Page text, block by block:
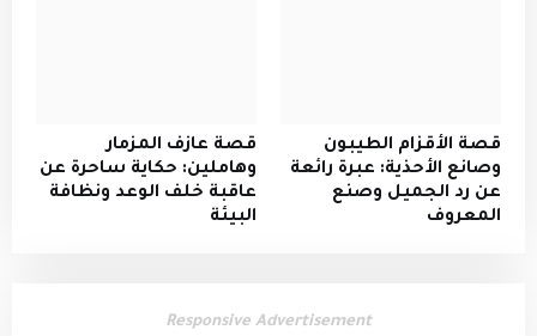
قصة الأقزام الطيبون
وصانع الأحذية: عبرة رائعة
عن رد الجميل وصنع
المعروف
قصة عازف المزمار
وهاملين: حكاية ساحرة عن
عاقبة خلف الوعد ونظافة
البيئة
Responsive Advertisement